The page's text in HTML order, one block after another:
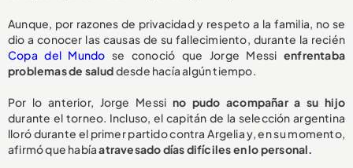
Aunque, por razones de privacidad y respeto a la familia, no se
dio a conocer las causas de su fallecimiento, durante la recién
Copa del Mundo se conoció que Jorge Messi enfrentaba
problemas de saluddesde hacía algún tiempo.
Por lo anterior, Jorge Messi no pudo acompañar a su hijo
durante el torneo. Incluso, el capitán de la selección argentina
lloró durante el primer partido contra Argelia y, en su momento,
afirmó que habíaatravesado días difíciles en lo personal.